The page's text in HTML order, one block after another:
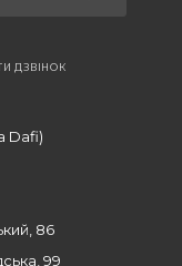
ДЗВІНОК
Dafi)
86
99